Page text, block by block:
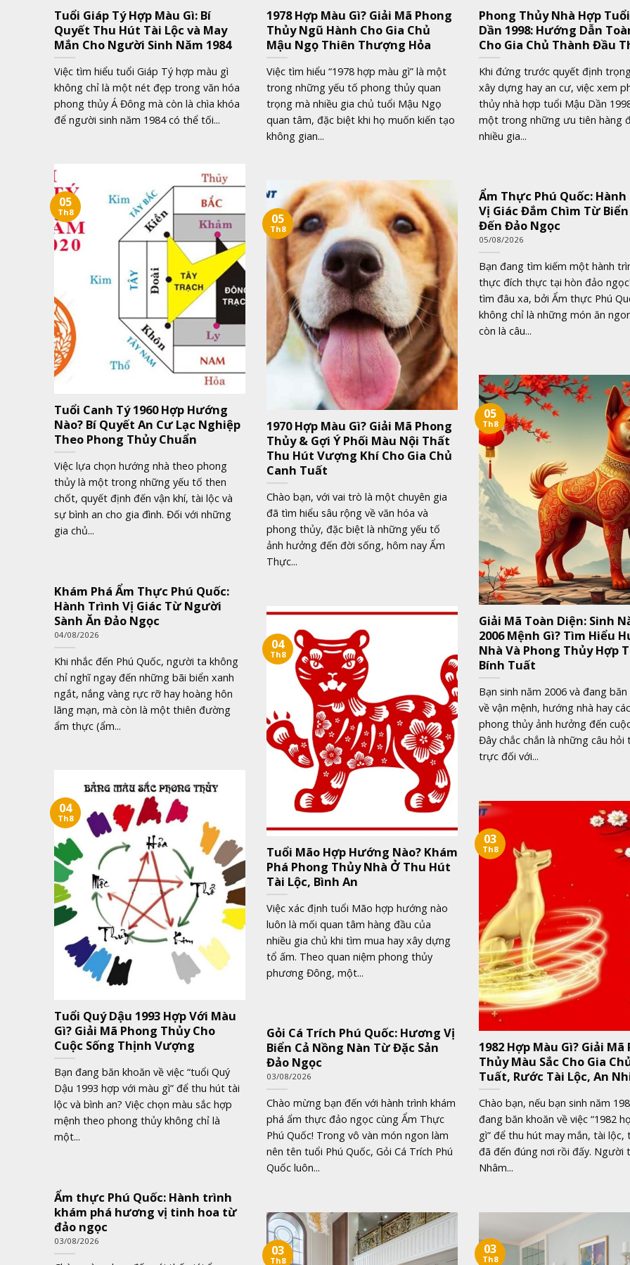
Tuổi Giáp Tý Hợp Màu Gì: Bí
Quyết Thu Hút Tài Lộc và May
Mắn Cho Người Sinh Năm 1984
Việc tìm hiểu tuổi Giáp Tý hợp màu gì
không chỉ là một nét đẹp trong văn hóa
phong thủy Á Đông mà còn là chìa khóa
để người sinh năm 1984 có thể tối...
1978 Hợp Màu Gì? Giải Mã Phong
Thủy Ngũ Hành Cho Gia Chủ
Mậu Ngọ Thiên Thượng Hỏa
Việc tìm hiểu “1978 hợp màu gì” là một
trong những yếu tố phong thủy quan
trọng mà nhiều gia chủ tuổi Mậu Ngọ
quan tâm, đặc biệt khi họ muốn kiến tạo
không gian...
Phong Thủy Nhà Hợp
Dần 1998: Hướng Dẫn
Cho Gia Chủ Thành Đầu
Khi đứng trước quyết định
xây dựng hay an cư, việc xem
thủy nhà hợp tuổi Mậu Dần
một trong những ưu tiên hàng
nhiều gia...
Tuổi Canh Tý 1960 Hợp Hướng
Nào? Bí Quyết An Cư Lạc Nghiệp
Theo Phong Thủy Chuẩn
Việc lựa chọn hướng nhà theo phong
thủy là một trong những yếu tố then
chốt, quyết định đến vận khí, tài lộc và
sự bình an cho gia đình. Đối với những
gia chủ...
05
Th8
1970 Hợp Màu Gì? Giải Mã Phong
Thủy & Gợi Ý Phối Màu Nội Thất
Thu Hút Vượng Khí Cho Gia Chủ
Canh Tuất
Chào bạn, với vai trò là một chuyên gia
đã tìm hiểu sâu rộng về văn hóa và
phong thủy, đặc biệt là những yếu tố
ảnh hưởng đến đời sống, hôm nay Ẩm
Thực...
05
Th8
Ẩm Thực Phú Quốc:
Vị Giác Đắm Chìm Từ Biển
Đến Đảo Ngọc
05/08/2026
Bạn đang tìm kiếm một hành
thực đích thực tại hòn đảo
tìm đâu xa, bởi Ẩm thực Phú
không chỉ là những món ăn
còn là câu...
Giải Mã Toàn Diện: Sinh
2006 Mệnh Gì? Tìm Hiểu
Nhà Và Phong Thủy Hợp
Bính Tuất
Bạn sinh năm 2006 và đang
về vận mệnh, hướng nhà hay
phong thủy ảnh hưởng đến
Đây chắc chắn là những câu
trực đối với...
05
Th8
Khám Phá Ẩm Thực Phú Quốc:
Hành Trình Vị Giác Từ Người
Sành Ăn Đảo Ngọc
04/08/2026
Khi nhắc đến Phú Quốc, người ta không
chỉ nghĩ ngay đến những bãi biển xanh
ngắt, nắng vàng rực rỡ hay hoàng hôn
lãng mạn, mà còn là một thiên đường
ẩm thực (ẩm...
Tuổi Mão Hợp Hướng Nào? Khám
Phá Phong Thủy Nhà Ở Thu Hút
Tài Lộc, Bình An
Việc xác định tuổi Mão hợp hướng nào
luôn là mối quan tâm hàng đầu của
nhiều gia chủ khi tìm mua hay xây dựng
tổ ấm. Theo quan niệm phong thủy
phương Đông, một...
04
Th8
Tuổi Quý Dậu 1993 Hợp Với Màu
Gì? Giải Mã Phong Thủy Cho
Cuộc Sống Thịnh Vượng
Bạn đang băn khoăn về việc “tuổi Quý
Dậu 1993 hợp với màu gì” để thu hút tài
lộc và bình an? Việc chọn màu sắc hợp
mệnh theo phong thủy không chỉ là
một...
04
Th8
1982 Hợp Màu Gì? Giải Mã
Thủy Màu Sắc Cho Gia
Tuất, Rước Tài Lộc, An
Chào bạn, nếu bạn sinh năm
đang băn khoăn về việc “1982
gì” để thu hút may mắn, tài lộc,
đã đến đúng nơi rồi đấy. Người
Nhâm...
03
Th8
Gỏi Cá Trích Phú Quốc: Hương Vị
Biển Cả Nồng Nàn Từ Đặc Sản
Đảo Ngọc
03/08/2026
Chào mừng bạn đến với hành trình khám
phá ẩm thực đảo ngọc cùng Ẩm Thực
Phú Quốc! Trong vô vàn món ngon làm
nên tên tuổi Phú Quốc, Gỏi Cá Trích Phú
Quốc luôn...
Ẩm thực Phú Quốc: Hành trình
khám phá hương vị tinh hoa từ
đảo ngọc
03/08/2026
03
Th8
03
Th8